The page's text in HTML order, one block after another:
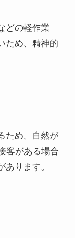
どの軽作業
ため、精神的
ため、自然が
客がある場合
ります。